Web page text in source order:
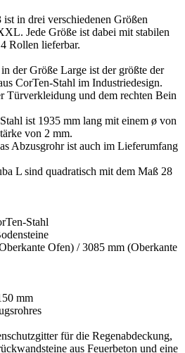
in drei verschiedenen Größen
Jede Größe ist dabei mit stabilen
Rollen lieferbar.
der Größe Large ist der größte der
CorTen-Stahl im Industriedesign.
Türverkleidung und dem rechten Bein
ist 1935 mm lang mit einem ø von
von 2 mm.
Abzusgrohr ist auch im Lieferumfang
L sind quadratisch mit dem Maß 28
Stahl
Ofen) / 3085 mm (Oberkante
mm
für die Regenabdeckung,
aus Feuerbeton und eine